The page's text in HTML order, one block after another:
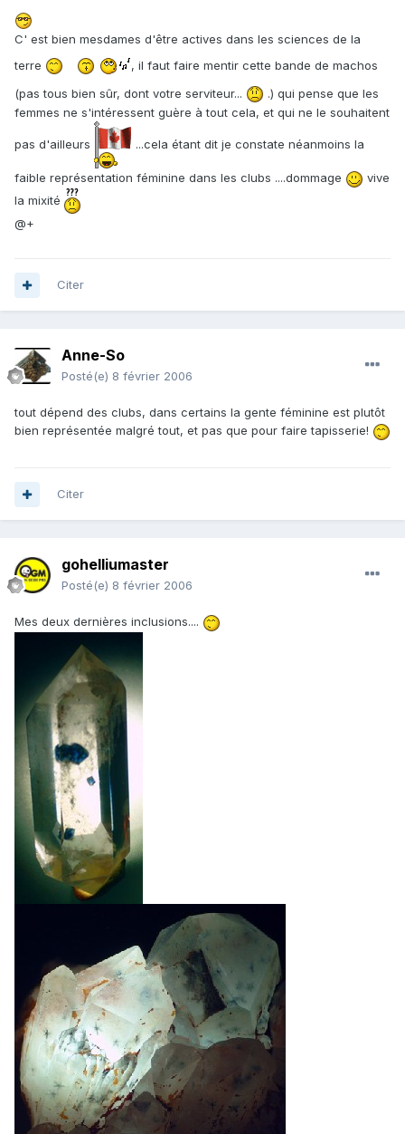
C' est bien mesdames d'être actives dans les sciences de la
terre
, il faut faire mentir cette bande de machos
(pas tous bien sûr, dont votre serviteur...
.) qui pense que les
femmes ne s'intéressent guère à tout cela, et qui ne le souhaitent
pas d'ailleurs ...cela étant dit je constate néanmoins la
faible représentation féminine dans les clubs ....dommage
vive
la mixité
@+
Citer
Anne-So
Posté(e) 8 février 2006
tout dépend des clubs, dans certains la gente féminine est plutôt
bien représentée malgré tout, et pas que pour faire tapisserie!
Citer
gohelliumaster
Posté(e) 8 février 2006
Mes deux dernières inclusions....